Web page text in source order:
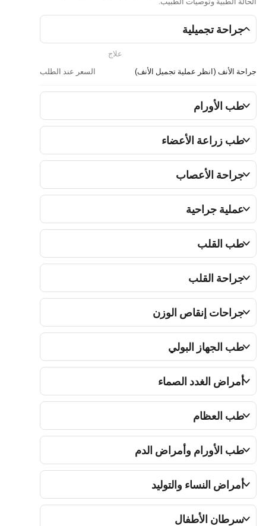
تجميلية
الأنف (انظر عملية تجميل الأنف)
السعر عند الطلب
الأورام
زراعة الأعضاء
الأعصاب
جراحية
القلب
القلب
إنقاص الوزن
الجهاز البولي
الغدد الصماء
العظام
الأورام وأمراض الدم
النساء والتوليد
الأطفال